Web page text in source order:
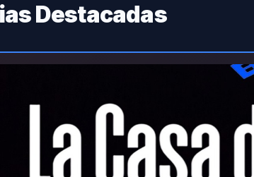
Destacadas